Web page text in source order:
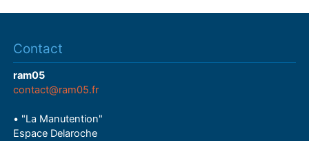
Contact
ram05
contact@ram05.fr
• "La Manutention"
Espace Delaroche